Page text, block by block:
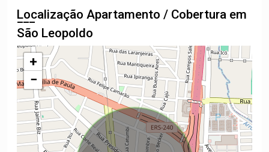
Localização Apartamento / Cobertura em
São Leopoldo
+
−